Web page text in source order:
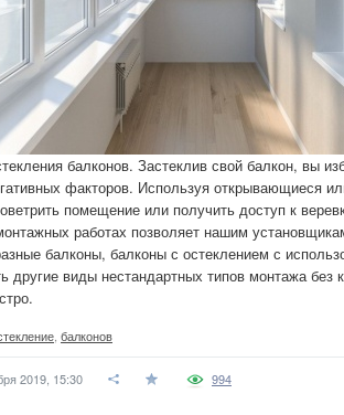
балконов. Застеклив свой балкон, вы
факторов. Используя открывающиеся
помещение или получить доступ к
работах позволяет нашим
балконы, балконы с остеклением с
другие виды нестандартных типов монтажа без
балконов
2019, 15:30 994